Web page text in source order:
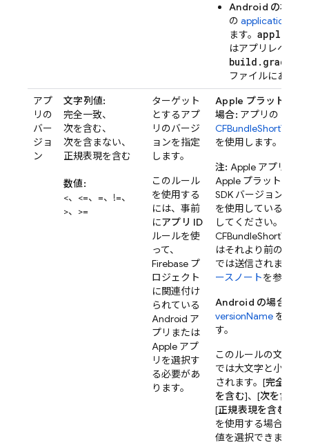
Android の場合:
の applicationId
ます。
はアプリレベルの
ファイルにありま
アプ
リの
バー
ジョ
ン
文字列値:
完全一致、
次を含む、
次を含まない、
正規表現を含む
数値:
<、<=、=、!=、
>、>=
ターゲット
とするアプ
リのバージ
ョンを指定
します。
このルール
を使用する
には、事前
にアプリ ID
ルールを使
って、
Firebase プ
ロジェクト
に関連付け
られている
Android ア
プリまたは
Apple アプ
リを選択す
る必要があ
ります。
Apple プラットフォ
場合: アプリの
を使用します。
注: Apple アプリが
Apple プラットフォ
SDK バージョン
を使用していること
してください。
はそれより前のバー
では送信されません
ースノートを参照）
Android の場合:
versionName を使用
す。
このルールの文字列
では大文字と小文字
されます。[完全一致
を含む]、[次を含ま
[正規表現を含む
を使用する場合は、
値を選択できます。